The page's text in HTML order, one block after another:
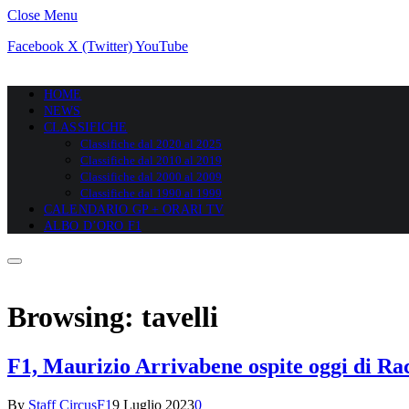
Close Menu
Facebook X (Twitter)YouTube
HOME
NEWS
CLASSIFICHE
Classifiche dal 2020 al 2025
Classifiche dal 2010 al 2019
Classifiche dal 2000 al 2009
Classifiche dal 1990 al 1999
CALENDARIO GP + ORARI TV
ALBO D’ORO F1
Browsing: tavelli
F1, Maurizio Arrivabene ospite oggi di
By Staff CircusF19 Luglio 20230